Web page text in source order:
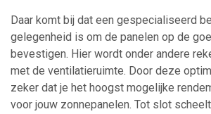
Daar komt bij dat een gespecialiseerd
gelegenheid is om de panelen op de
bevestigen. Hier wordt onder andere
met de ventilatieruimte. Door deze
zeker dat je het hoogst mogelijke
voor jouw zonnepanelen. Tot slot